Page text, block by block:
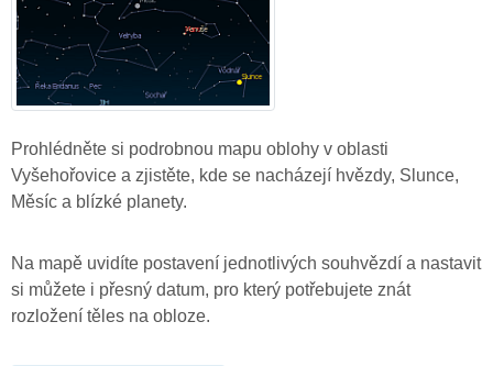
Prohlédněte si podrobnou mapu oblohy v oblasti
Vyšehořovice a zjistěte, kde se nacházejí hvězdy, Slunce,
Měsíc a blízké planety.
Na mapě uvidíte postavení jednotlivých souhvězdí a nastavit
si můžete i přesný datum, pro který potřebujete znát
rozložení těles na obloze.